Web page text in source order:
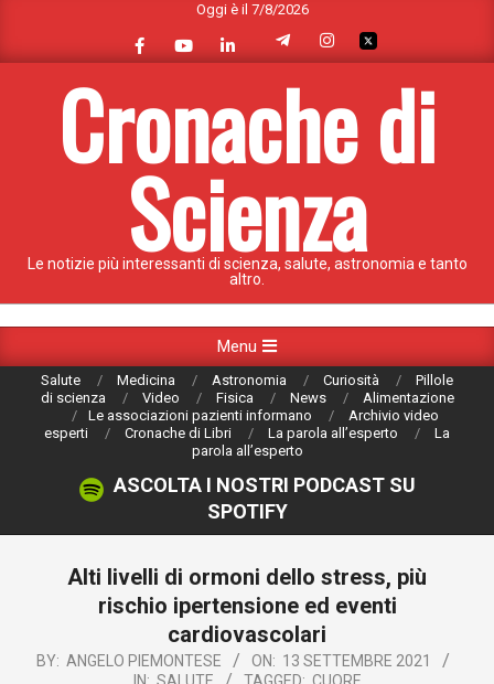
content
Oggi è il 7/8/2026
Cronache di
Scienza
Le notizie più interessanti di scienza, salute, astronomia e tanto
altro.
Navigation
Menu
Salute Medicina Astronomia Curiosità
Pillole
di scienza
Video Fisica News
Alimentazione
Le associazioni pazienti informano
Archivio video
esperti
Cronache di Libri La parola all’esperto
La
parola all’esperto
ASCOLTA I NOSTRI PODCAST SU
SPOTIFY
Alti livelli di ormoni dello stress, più
rischio ipertensione ed eventi
cardiovascolari
BY: ANGELO PIEMONTESE ON: 13 SETTEMBRE 2021
IN: SALUTE TAGGED: CUORE